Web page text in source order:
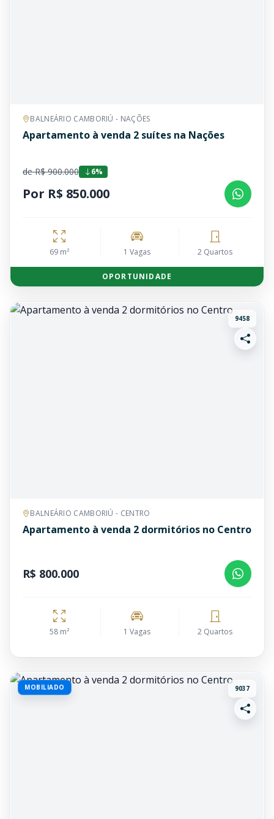
BALNEÁRIO CAMBORIÚ - NAÇÕES
Apartamento à venda 2 suítes na Nações
de R$ 900.000 6%
Por R$ 850.000
69 m² 1 Vagas 2 Quartos
OPORTUNIDADE
9458
BALNEÁRIO CAMBORIÚ - CENTRO
Apartamento à venda 2 dormitórios no Centro
R$ 800.000
58 m² 1 Vagas 2 Quartos
MOBILIADO 9037